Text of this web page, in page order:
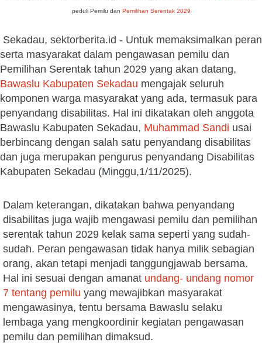
peduli Pemilu dan Pemilihan Serentak 2029
Sekadau, sektorberita.id - Untuk memaksimalkan peran
serta masyarakat dalam pengawasan pemilu dan
Pemilihan Serentak tahun 2029 yang akan datang,
Bawaslu Kabupaten Sekadau mengajak seluruh
komponen warga masyarakat yang ada, termasuk para
penyandang disabilitas. Hal ini dikatakan oleh anggota
Bawaslu Kabupaten Sekadau, Muhammad Sandi usai
berbincang dengan salah satu penyandang disabilitas
dan juga merupakan pengurus penyandang Disabilitas
Kabupaten Sekadau (Minggu,1/11/2025).
Dalam keterangan, dikatakan bahwa penyandang
disabilitas juga wajib mengawasi pemilu dan pemilihan
serentak tahun 2029 kelak sama seperti yang sudah-
sudah. Peran pengawasan tidak hanya milik sebagian
orang, akan tetapi menjadi tanggungjawab bersama.
Hal ini sesuai dengan amanat undang- undang nomor
7 tentang pemilu yang mewajibkan masyarakat
mengawasinya, tentu bersama Bawaslu selaku
lembaga yang mengkoordinir kegiatan pengawasan
pemilu dan pemilihan dimaksud.